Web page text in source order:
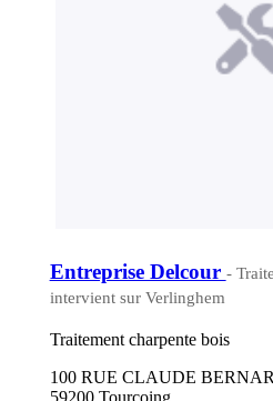
Entreprise Delcour -
intervient sur Verlinghem
Traitement charpente bois
100 RUE CLAUDE
59200 Tourcoing